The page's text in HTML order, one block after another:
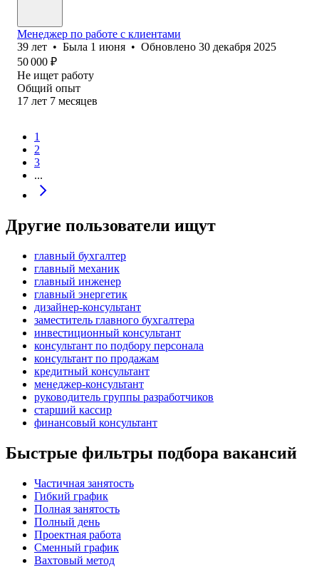
Менеджер по работе с клиентами
39 лет • Была 1 июня • Обновлено 30 декабря 2025
50 000 ₽
Не ищет работу
Общий опыт
17 лет 7 месяцев
1
2
3
...
Другие пользователи ищут
главный бухгалтер
главный механик
главный инженер
главный энергетик
дизайнер-консультант
заместитель главного бухгалтера
инвестиционный консультант
консультант по подбору персонала
консультант по продажам
кредитный консультант
менеджер-консультант
руководитель группы разработчиков
старший кассир
финансовый консультант
Быстрые фильтры подбора вакансий
Частичная занятость
Гибкий график
Полная занятость
Полный день
Проектная работа
Сменный график
Вахтовый метод